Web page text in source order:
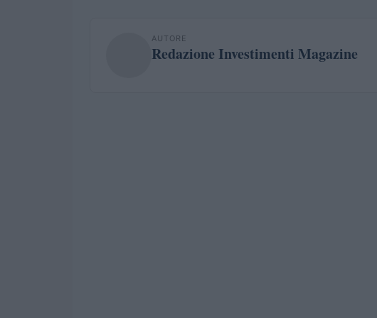
AUTORE
Redazione Investimenti Magazine